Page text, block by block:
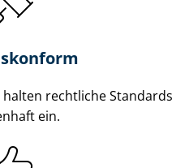
rechtliche Standards
ein.